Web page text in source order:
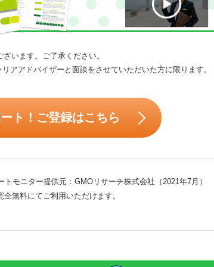
います。ご了承ください。
アアドバイザーと面談をさせていただいた方に限ります。
ト！ご登録はこちら
モニター提供元：GMOリサーチ株式会社（2021年7月）
無料にてご利用いただけます。